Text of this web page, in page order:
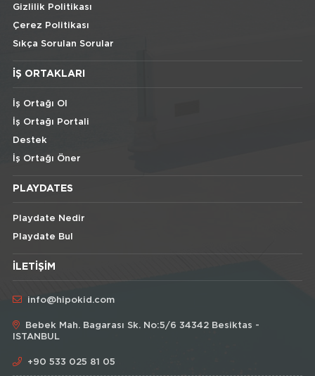
Gizlilik Politikası
Çerez Politikası
Sıkça Sorulan Sorular
İŞ ORTAKLARI
İş Ortağı Ol
İş Ortağı Portali
Destek
İş Ortağı Öner
PLAYDATES
Playdate Nedir
Playdate Bul
İLETIŞIM
info@hipokid.com
Bebek Mah. Bagarası Sk. No:5/6 34342 Besiktas -
ISTANBUL
+90 533 025 81 05